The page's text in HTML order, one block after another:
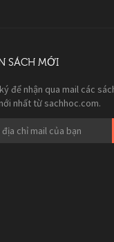
SÁCH MỚI
để nhận qua mail các
nhất từ sachhoc.com.